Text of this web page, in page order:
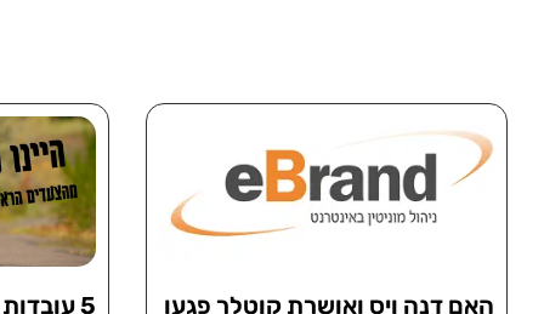
האם דנה ויס ואושרת קוטלר פגעו
5